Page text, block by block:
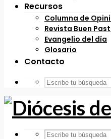
Recursos
Columna de
Revista Buen
Evangelio del día
Glosario
Contacto